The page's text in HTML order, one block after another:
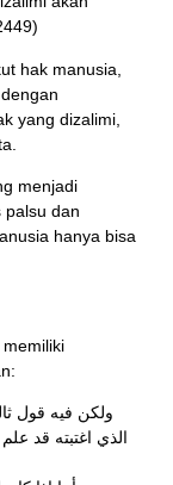
hak manusia,
yang dizalimi,
menjadi
palsu dan
hanya bisa
memiliki
ولكن فيه قول
الذي اغتبته قد